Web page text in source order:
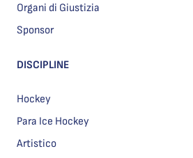
Organi di Giustizia
Sponsor
DISCIPLINE
Hockey
Para Ice Hockey
Artistico